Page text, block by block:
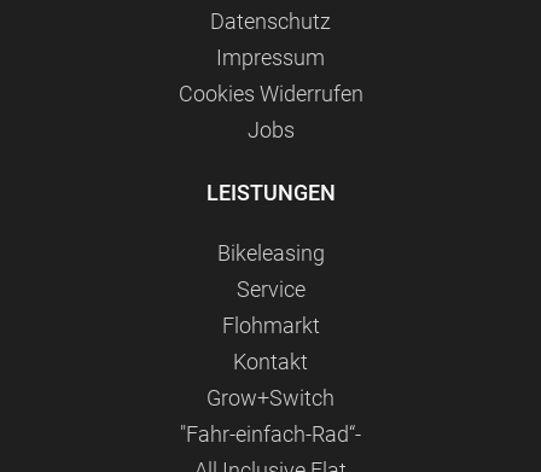
Datenschutz
Impressum
Сookies Widerrufen
Jobs
LEISTUNGEN
Bikeleasing
Service
Flohmarkt
Kontakt
Grow+Switch
"Fahr-einfach-Rad“-